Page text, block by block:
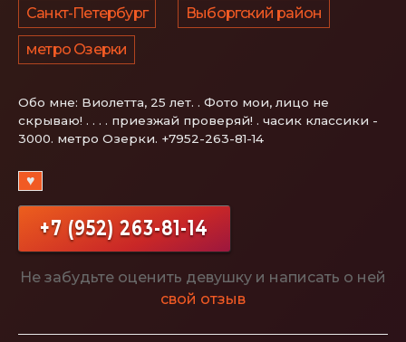
Санкт-Петербург Выборгский район
метро Озерки
Обо мне: Виолетта, 25 лет. . Фото мои, лицо не
скрываю! . . . . приезжай проверяй! . часик классики -
3000. метро Озерки. +7952-263-81-14
♥
+7 (952) 263-81-14
Не забудьте оценить девушку и написать о ней
свой отзыв